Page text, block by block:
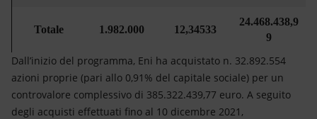
Totale 1.982.000 12,34533
24.468.438,9
9
Dall’inizio del programma, Eni ha acquistato n. 32.892.554
azioni proprie (pari allo 0,91% del capitale sociale) per un
controvalore complessivo di 385.322.439,77 euro. A seguito
degli acquisti effettuati fino al 10 dicembre 2021,